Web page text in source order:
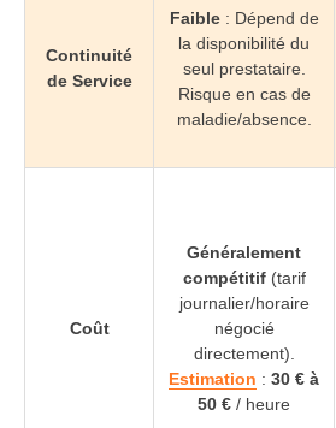
Continuité
de Service
Faible: Dépend de
la disponibilité du
seul prestataire.
Risque en cas de
maladie/absence.
Coût
Généralement
compétitif(tarif
journalier/horaire
négocié
directement).
Estimation : 30 € à
50 € / heure